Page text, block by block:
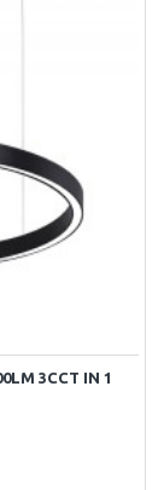
3CCT IN 1